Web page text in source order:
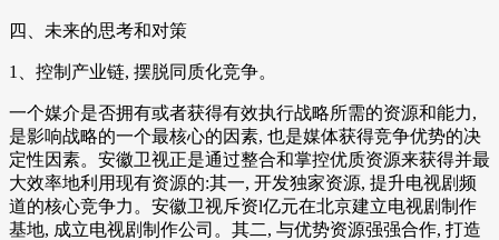
四、未来的思考和对策
1、控制产业链, 摆脱同质化竞争。
一个媒介是否拥有或者获得有效执行战略所需的资源和能力,
是影响战略的一个最核心的因素, 也是媒体获得竞争优势的决
定性因素。安徽卫视正是通过整合和掌控优质资源来获得并最
大效率地利用现有资源的:其一, 开发独家资源, 提升电视剧频
道的核心竞争力。安徽卫视斥资l亿元在北京建立电视剧制作
基地, 成立电视剧制作公司。其二, 与优势资源强强合作, 打造